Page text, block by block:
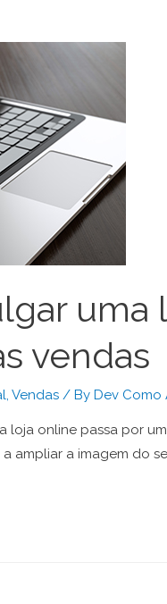
uma
vendas
,Vendas / ByDev Como
loja online passa por
ampliar a imagem do